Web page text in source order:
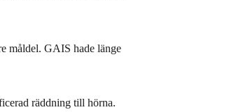
måldel. GAIS hade länge
räddning till hörna.